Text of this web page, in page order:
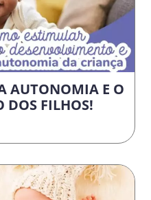
AUTONOMIA E O
DOS FILHOS!